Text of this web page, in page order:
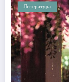
Литература